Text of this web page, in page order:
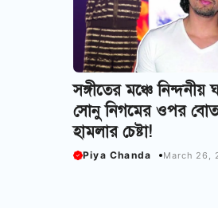
সঙ্গীতের মঞ্চে নিন্দনীয়
সোনু নিগমের ওপর
হামলার চেষ্টা!
Piya Chanda March 26,